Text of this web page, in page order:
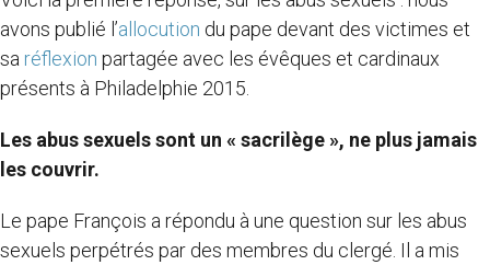
avons publié l’allocution du pape devant des victimes et
sa réflexion partagée avec les évêques et cardinaux
présents à Philadelphie 2015.
Les abus sexuels sont un « sacrilège », ne plus jamais
les couvrir.
Le pape François a répondu à une question sur les abus
sexuels perpétrés par des membres du clergé. Il a mis